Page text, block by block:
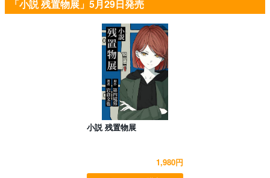
「小説 残置物展」5月29日発売
小説 残置物展
1,980円